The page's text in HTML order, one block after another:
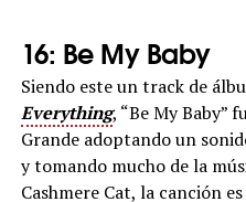
16: Be My Baby
Siendo este un track de
Everything, “Be My Baby”
Grande adoptando un
y tomando mucho de la
Cashmere Cat, la canción